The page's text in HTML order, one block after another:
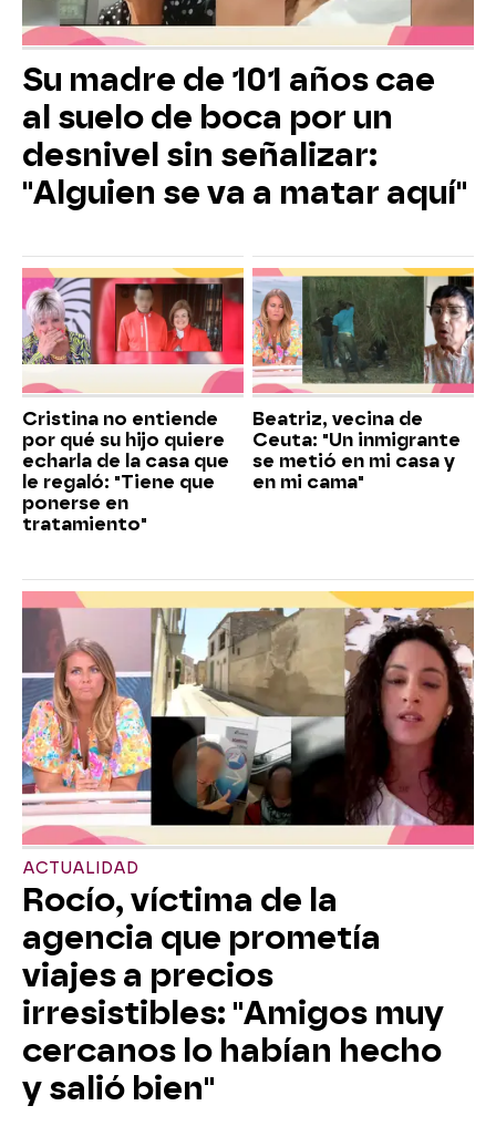
Su madre de 101 años cae
al suelo de boca por un
desnivel sin señalizar:
"Alguien se va a matar aquí"
Cristina no entiende
por qué su hijo quiere
echarla de la casa que
le regaló: "Tiene que
ponerse en
tratamiento"
Beatriz, vecina de
Ceuta: "Un inmigrante
se metió en mi casa y
en mi cama"
ACTUALIDAD
Rocío, víctima de la
agencia que prometía
viajes a precios
irresistibles: "Amigos muy
cercanos lo habían hecho
y salió bien"